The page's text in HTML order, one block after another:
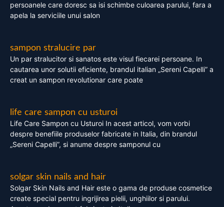
persoanele care doresc sa isi schimbe culoarea parului, fara a
apela la serviciile unui salon
sampon stralucire par
Un par stralucitor si sanatos este visul fiecarei persoane. In
cautarea unor solutii eficiente, brandul italian „Sereni Capelli” a
creat un sampon revolutionar care poate
life care sampon cu usturoi
Life Care Sampon cu Usturoi In acest articol, vom vorbi
despre benefiile produselor fabricate in Italia, din brandul
„Sereni Capelli”, si anume despre samponul cu
solgar skin nails and hair
Solgar Skin Nails and Hair este o gama de produse cosmetice
create special pentru ingrijirea pielii, unghiilor si parului.